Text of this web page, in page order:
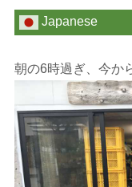
Japanese
朝の6時過ぎ、今か